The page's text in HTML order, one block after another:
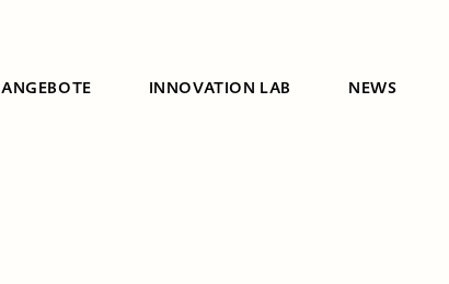
ANGEBOTE INNOVATION LAB NEWS